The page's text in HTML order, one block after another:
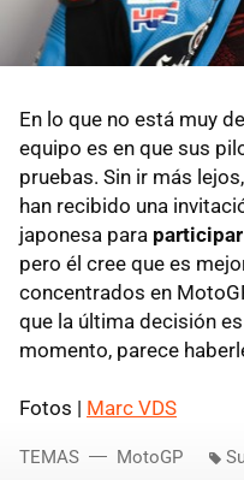
En lo que no está muy
equipo es en que sus
pruebas. Sin ir más
han recibido una
japonesa para
pero él cree que es
concentrados en
que la última decisión
momento, parece
Fotos | Marc VDS
TEMAS MotoGP